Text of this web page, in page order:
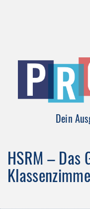
Dein
HSRM – Das